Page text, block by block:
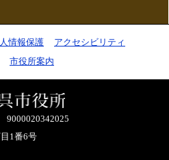
情報保護
アクセシビリティ
市役所案内
1番6号